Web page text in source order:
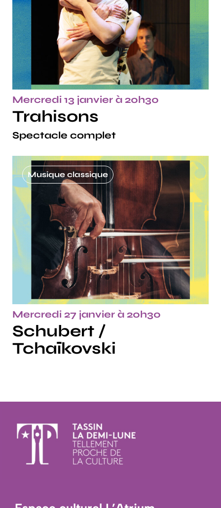
Mercredi 13 janvier à 20h30
Trahisons
Spectacle complet
Musique classique
Mercredi 27 janvier à 20h30
Schubert /
Tchaïkovski